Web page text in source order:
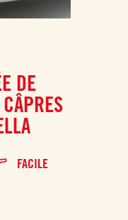
DE
FACILE